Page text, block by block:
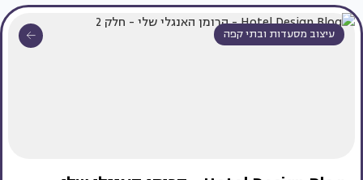
עיצוב מסעדות ובתי קפה